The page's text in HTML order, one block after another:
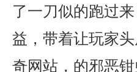
了一刀似的跑过
益，带着让玩家
奇网站，的邪恶